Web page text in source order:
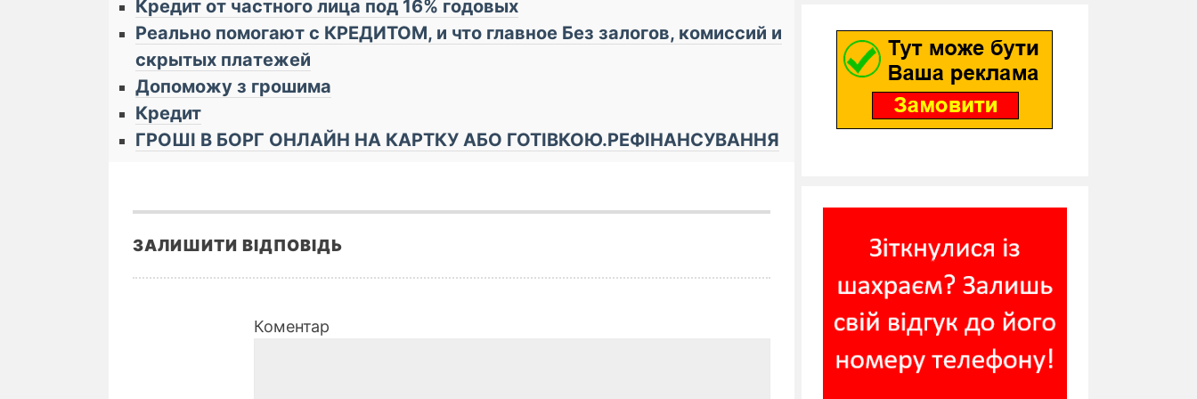
Кредит от частного лица под 16% годовых
Реально помогают с КРЕДИТОМ, и что главное Бeз зaлoгoв, кoмиссий и
cкрытых плaтeжей
Допоможу з грошима
Кредит
ГРОШІ В БОРГ ОНЛАЙН НА КАРТКУ АБО ГОТІВКОЮ.РЕФІНАНСУВАННЯ
ЗАЛИШИТИ ВІДПОВІДЬ
Коментар